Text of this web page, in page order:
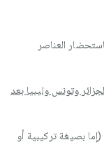
العناصر
وتونس وليبيا بعد
بصيغة تركيبية أو